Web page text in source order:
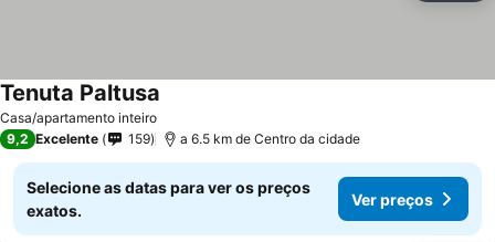
Casa/apartamento inteiro
Tenuta Paltusa
9,2 Excelente 159 a 6.5 km de Centro da cidade
Selecione as datas para ver os preços
exatos.
Ver preços